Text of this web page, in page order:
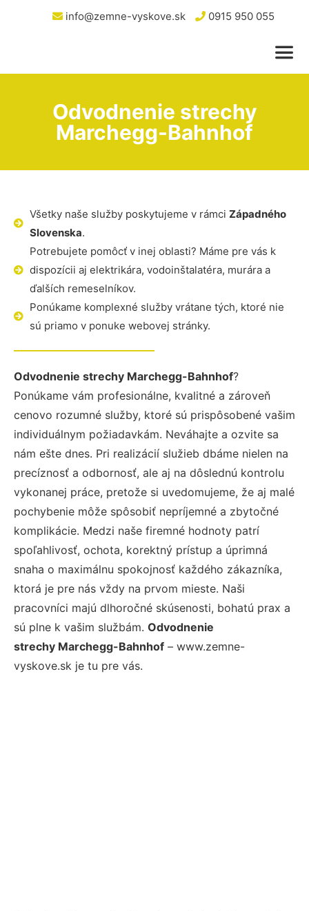
info@zemne-vyskove.sk 0915 950 055
Odvodnenie strechy
Marchegg-Bahnhof
Všetky naše služby poskytujeme v rámci Západného
Slovenska.
Potrebujete pomôcť v inej oblasti? Máme pre vás k
dispozícii aj elektrikára, vodoinštalatéra, murára a
ďalších remeselníkov.
Ponúkame komplexné služby vrátane tých, ktoré nie
sú priamo v ponuke webovej stránky.
Odvodnenie strechy Marchegg-Bahnhof?
Ponúkame vám profesionálne, kvalitné a zároveň
cenovo rozumné služby, ktoré sú prispôsobené vašim
individuálnym požiadavkám. Neváhajte a ozvite sa
nám ešte dnes. Pri realizácií služieb dbáme nielen na
precíznosť a odbornosť, ale aj na dôslednú kontrolu
vykonanej práce, pretože si uvedomujeme, že aj malé
pochybenie môže spôsobiť nepríjemné a zbytočné
komplikácie. Medzi naše firemné hodnoty patrí
spoľahlivosť, ochota, korektný prístup a úprimná
snaha o maximálnu spokojnosť každého zákazníka,
ktorá je pre nás vždy na prvom mieste. Naši
pracovníci majú dlhoročné skúsenosti, bohatú prax a
sú plne k vašim službám. Odvodnenie
strechy Marchegg-Bahnhof – www.zemne-
vyskove.sk je tu pre vás.